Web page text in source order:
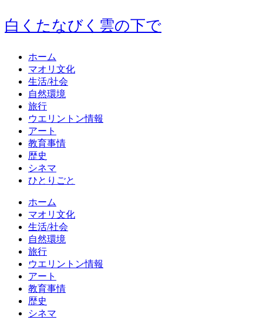
白くたなびく雲の下で
ホーム
マオリ文化
生活/社会
自然環境
旅行
ウエリントン情報
アート
教育事情
歴史
シネマ
ひとりごと
ホーム
マオリ文化
生活/社会
自然環境
旅行
ウエリントン情報
アート
教育事情
歴史
シネマ